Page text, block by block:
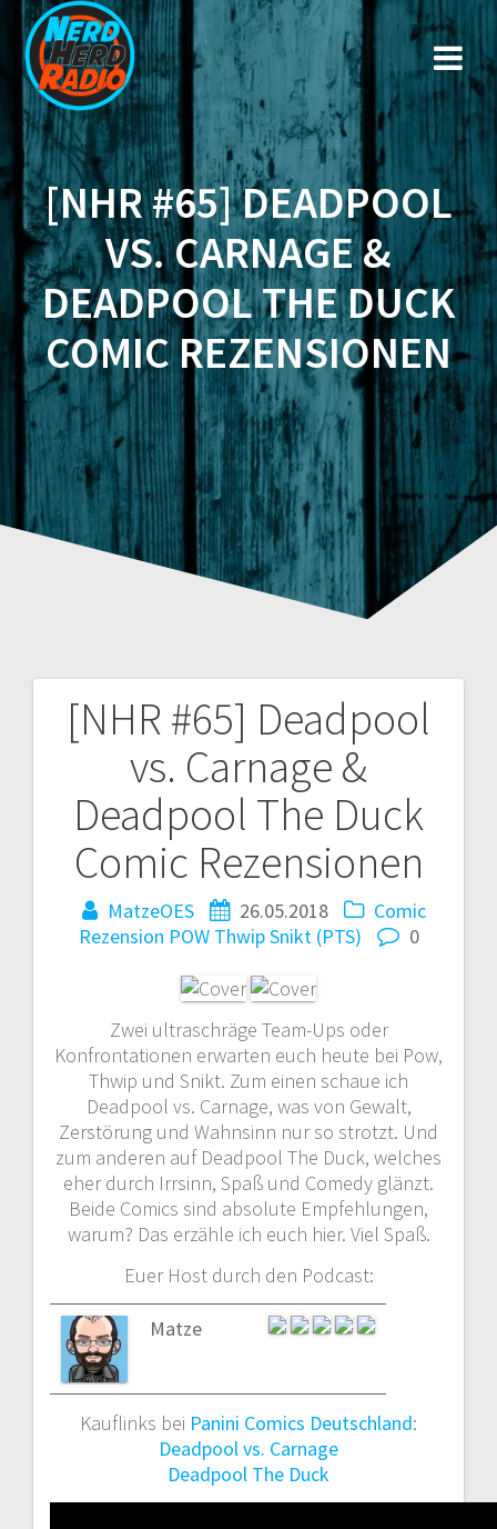
Zum
Inhalt
springen
[NHR #65] DEADPOOL
VS. CARNAGE &
DEADPOOL THE DUCK
COMIC REZENSIONEN
[NHR #65] Deadpool
vs. Carnage &
Deadpool The Duck
Comic Rezensionen
MatzeOES 26.05.2018
Comic
Rezension POW Thwip Snikt (PTS) 0
Zwei ultraschräge Team-Ups oder
Konfrontationen erwarten euch heute bei Pow,
Thwip und Snikt. Zum einen schaue ich
Deadpool vs. Carnage, was von Gewalt,
Zerstörung und Wahnsinn nur so strotzt. Und
zum anderen auf Deadpool The Duck, welches
eher durch Irrsinn, Spaß und Comedy glänzt.
Beide Comics sind absolute Empfehlungen,
warum? Das erzähle ich euch hier. Viel Spaß.
Euer Host durch den Podcast:
Matze
Kauflinks bei Panini Comics Deutschland:
Deadpool vs. Carnage
Deadpool The Duck
Beitragsnavigation